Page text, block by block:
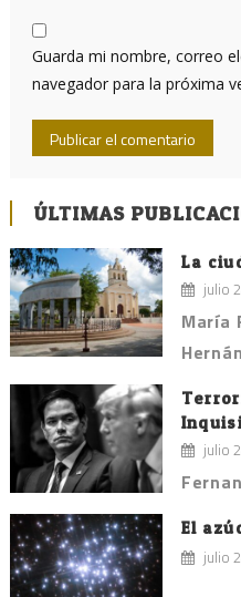
Guarda mi nombre, correo
navegador para la próxima
ÚLTIMAS
La
julio
María
julio
El
julio